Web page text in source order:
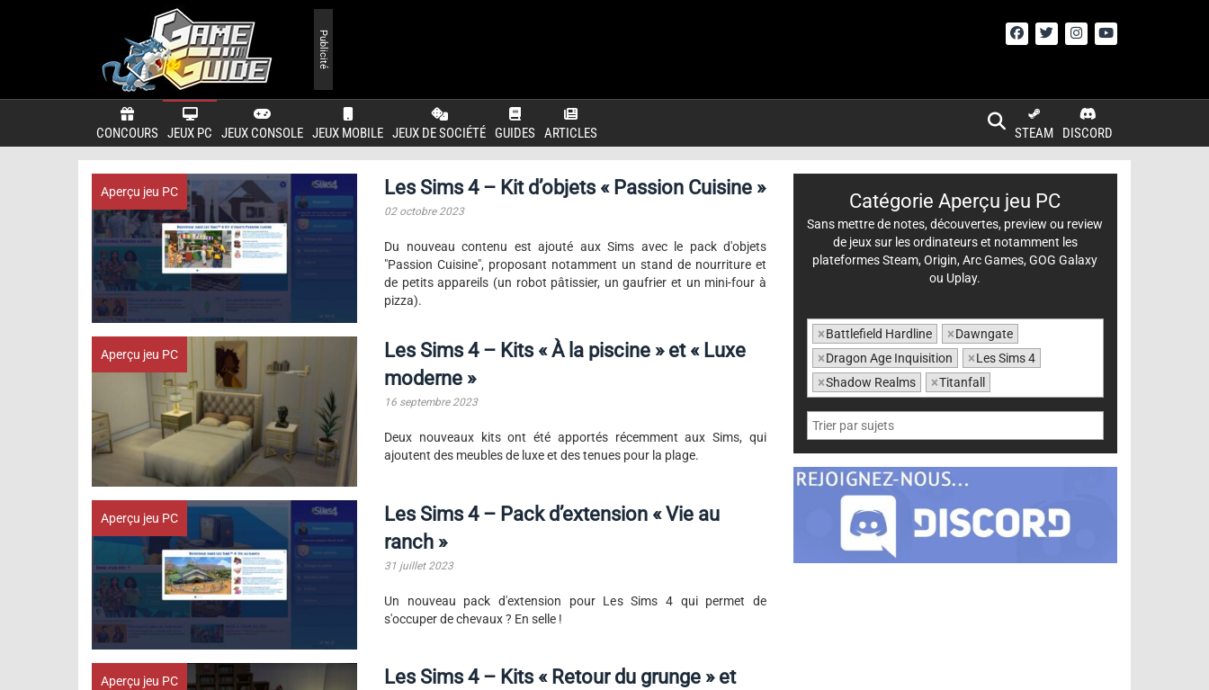
CONCOURS JEUX PC JEUX CONSOLE JEUX MOBILE JEUX DE SOCIÉTÉ GUIDES ARTICLES DISCORD
STEAM
Publicité
Aperçu jeu PC Les Sims 4 – Kit d’objets « Passion Cuisine »
02 octobre 2023
Du nouveau contenu est ajouté aux Sims avec le pack d'objets
"Passion Cuisine", proposant notamment un stand de nourriture et
de petits appareils (un robot pâtissier, un gaufrier et un mini-four à
pizza).
Aperçu jeu PC
Les Sims 4 – Kits « À la piscine » et « Luxe
moderne »
16 septembre 2023
Deux nouveaux kits ont été apportés récemment aux Sims, qui
ajoutent des meubles de luxe et des tenues pour la plage.
Aperçu jeu PC
Les Sims 4 – Pack d’extension « Vie au
ranch »
31 juillet 2023
Un nouveau pack d'extension pour Les Sims 4 qui permet de
s'occuper de chevaux ? En selle !
Aperçu jeu PC
Les Sims 4 – Kits « Retour du grunge » et
Catégorie Aperçu jeu PC
Sans mettre de notes, découvertes, preview ou review
de jeux sur les ordinateurs et notamment les
plateformes Steam, Origin, Arc Games, GOG Galaxy
ou Uplay.
×Battlefield Hardline ×Dawngate
×Dragon Age Inquisition ×Les Sims 4
×Shadow Realms ×Titanfall